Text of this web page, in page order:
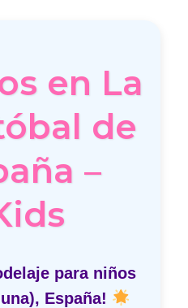
en La
de
–
para niños
España!